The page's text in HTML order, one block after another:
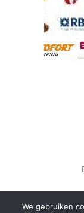
We gebruiken